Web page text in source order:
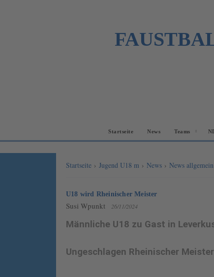
Startseite News Teams
Startseite › Jugend U18 m › News › News allgemein
U18 wird Rheinischer Meister
Susi Wpunkt 26/11/2024
Männliche U18 zu Gast in
Ungeschlagen Rheinischer Meister